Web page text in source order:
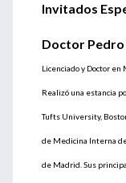
Invitados
Doctor
Licenciado y Doctor
Realizó una estancia
Tufts University,
de Medicina Interna
de Madrid. Sus